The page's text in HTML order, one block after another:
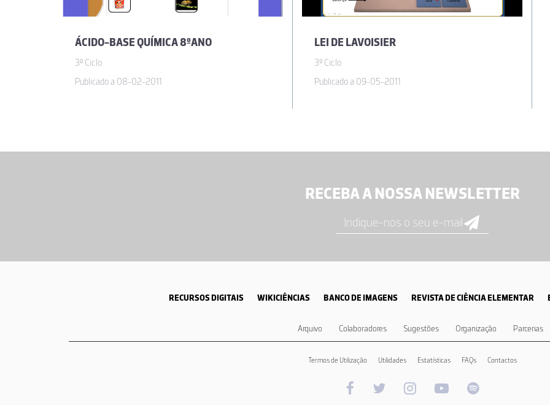
ÁCIDO-BASE QUÍMICA 8ºANO
3º Ciclo
Publicado a 08-02-2011
LEI DE LAVOISIER
3º Ciclo
Publicado a 09-05-2011
RECEBA A NOSSA NEWSLETTER
RECURSOS DIGITAIS WIKICIÊNCIAS BANCO DE IMAGENS REVISTA DE CIÊNCIA ELEMENTAR
Arquivo Colaboradores Sugestões Organização Parcerias
Termos de Utilização Utilidades Estatísticas FAQs Contactos